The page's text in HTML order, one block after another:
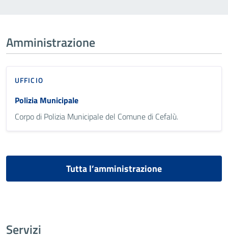
Amministrazione
UFFICIO
Polizia Municipale
Corpo di Polizia Municipale del Comune di Cefalù.
Tutta l’amministrazione
Servizi